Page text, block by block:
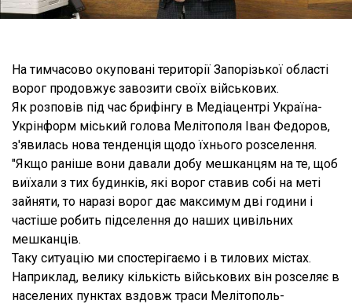
На тимчасово окуповані території Запорізької області
ворог продовжує завозити своїх військових.
Як розповів під час брифінгу в Медіацентрі Україна-
Укрінформ міський голова Мелітополя Іван Федоров,
з'явилась нова тенденція щодо їхнього розселення.
"Якщо раніше вони давали добу мешканцям на те, щоб
виїхали з тих будинків, які ворог ставив собі на меті
зайняти, то наразі ворог дає максимум дві години і
частіше робить підселення до наших цивільних
мешканців.
Таку ситуацію ми спостерігаємо і в тилових містах.
Наприклад, велику кількість військових він розселяє в
населених пунктах вздовж траси Мелітополь-